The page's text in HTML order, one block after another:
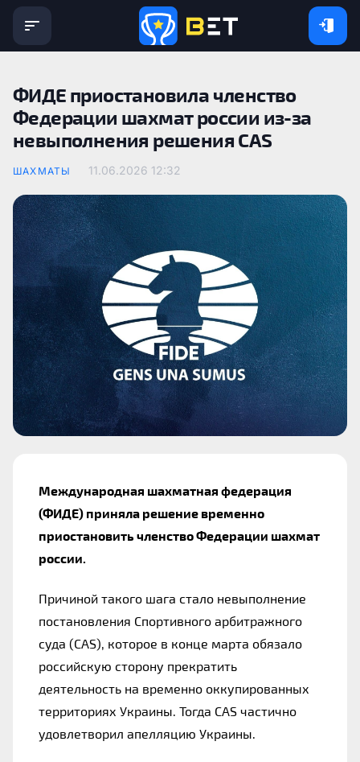
ФИДЕ приостановила членство
Федерации шахмат россии из-за
невыполнения решения CAS
ШАХМАТЫ 11.06.2026 12:32
Международная шахматная федерация
(ФИДЕ) приняла решение временно
приостановить членство Федерации шахмат
россии.
Причиной такого шага стало невыполнение
постановления Спортивного арбитражного
суда (CAS), которое в конце марта обязало
российскую сторону прекратить
деятельность на временно оккупированных
территориях Украины. Тогда CAS частично
удовлетворил апелляцию Украины.